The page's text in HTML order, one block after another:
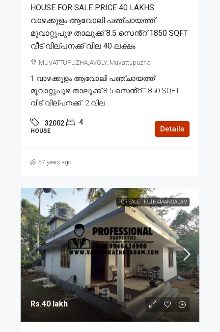
HOUSE FOR SALE PRICE 40 LAKHS
വാഴക്കുളം ആവോലി പഞ്ചായത്ത്
മൂവാറ്റുപുഴ താലൂക്ക് 8.5 സെൻ്റ് 1850 SQFT
വീട് വില്പനക്ക് വില 40 ലക്ഷം
MUVATTUPUZHA,AVOLY, Muvattupuzha
1.വാഴക്കുളം ആവോലി പഞ്ചായത്ത്
മൂവാറ്റുപുഴ താലൂക്ക് 8.5 സെൻ്റ് 1850 SQFT
വീട് വില്പനക്ക്. 2.വില...
32002 4
HOUSE Details
57 years ago
FOR SALE KOTHAMANGALAM
Rs.40 lakh